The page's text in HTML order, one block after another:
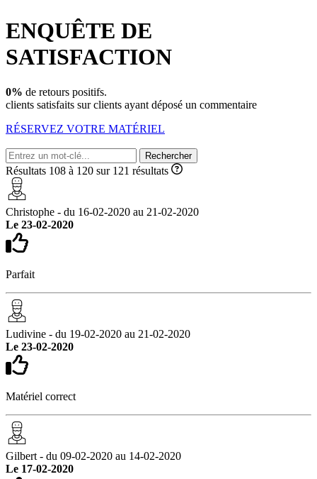
ENQUÊTE DE
SATISFACTION
0% de retours positifs.
clients satisfaits surclients ayant déposé un commentaire
RÉSERVEZ VOTRE MATÉRIEL
Rechercher
Résultats 108 à 120 sur 121 résultats
Christophe - du 16-02-2020 au 21-02-2020
Le 23-02-2020
Parfait
Ludivine - du 19-02-2020 au 21-02-2020
Le 23-02-2020
Matériel correct
Gilbert - du 09-02-2020 au 14-02-2020
Le 17-02-2020